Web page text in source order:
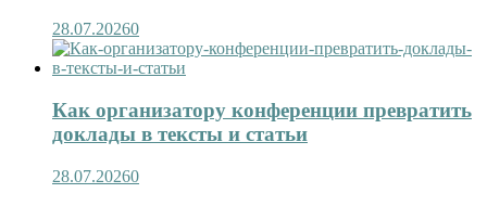
28.07.20260
Как организатору конференции превратить
доклады в тексты и статьи
28.07.20260